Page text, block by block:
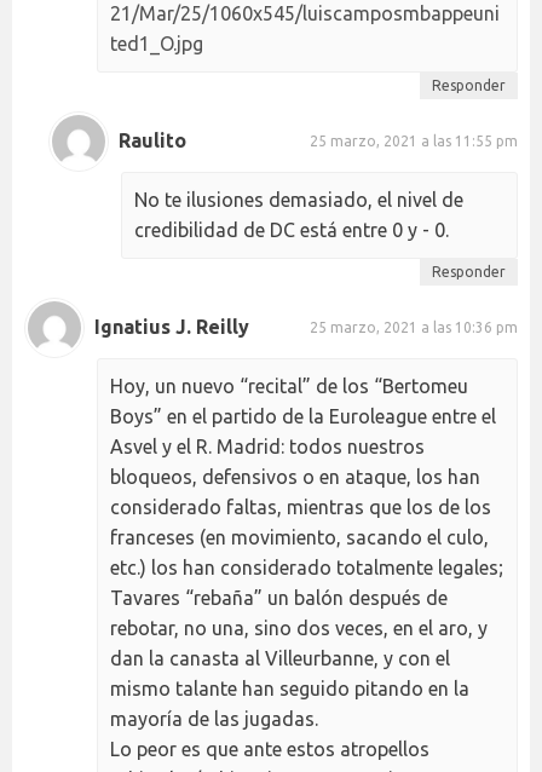
21/Mar/25/1060x545/luiscamposmbappeuni
ted1_O.jpg
Responder
Raulito 25 marzo, 2021 a las 11:55 pm
No te ilusiones demasiado, el nivel de
credibilidad de DC está entre 0 y - 0.
Responder
Ignatius J. Reilly 25 marzo, 2021 a las 10:36 pm
Hoy, un nuevo “recital” de los “Bertomeu
Boys” en el partido de la Euroleague entre el
Asvel y el R. Madrid: todos nuestros
bloqueos, defensivos o en ataque, los han
considerado faltas, mientras que los de los
franceses (en movimiento, sacando el culo,
etc.) los han considerado totalmente legales;
Tavares “rebaña” un balón después de
rebotar, no una, sino dos veces, en el aro, y
dan la canasta al Villeurbanne, y con el
mismo talante han seguido pitando en la
mayoría de las jugadas.
Lo peor es que ante estos atropellos